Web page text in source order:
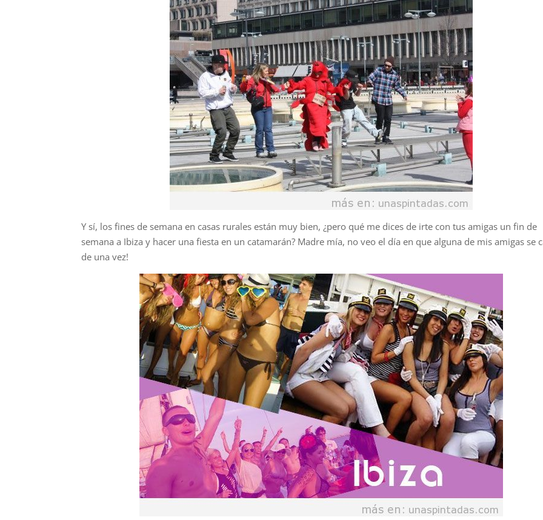
Y sí, los fines de semana en casas rurales están muy bien, ¿pero qué me dices de irte con tus amigas un fin de
semana a Ibiza y hacer una fiesta en un catamarán? Madre mía, no veo el día en que alguna de mis amigas se
de una vez!